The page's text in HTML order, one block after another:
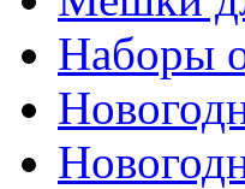
Наборы